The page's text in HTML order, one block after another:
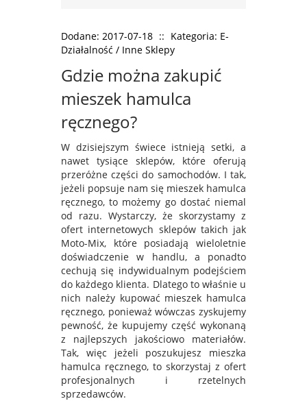
Dodane: 2017-07-18 :: Kategoria: E-
Działalność / Inne Sklepy
Gdzie można zakupić
mieszek hamulca
ręcznego?
W dzisiejszym świece istnieją setki, a
nawet tysiące sklepów, które oferują
przeróżne części do samochodów. I tak,
jeżeli popsuje nam się mieszek hamulca
ręcznego, to możemy go dostać niemal
od razu. Wystarczy, że skorzystamy z
ofert internetowych sklepów takich jak
Moto-Mix, które posiadają wieloletnie
doświadczenie w handlu, a ponadto
cechują się indywidualnym podejściem
do każdego klienta. Dlatego to właśnie u
nich należy kupować mieszek hamulca
ręcznego, ponieważ wówczas zyskujemy
pewność, że kupujemy część wykonaną
z najlepszych jakościowo materiałów.
Tak, więc jeżeli poszukujesz mieszka
hamulca ręcznego, to skorzystaj z ofert
profesjonalnych i rzetelnych
sprzedawców.